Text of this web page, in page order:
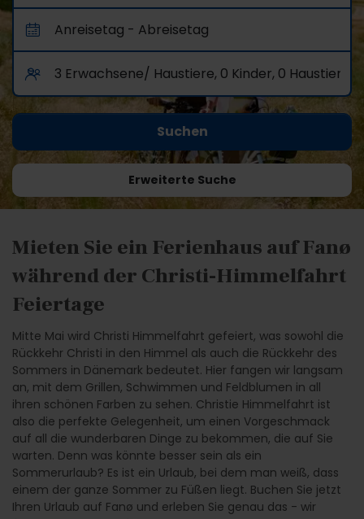
Erweiterte Suche
Mieten Sie ein Ferienhaus auf Fanø
während der Christi-Himmelfahrt
Feiertage
Mitte Mai wird Christi Himmelfahrt gefeiert, was sowohl die
Rückkehr Christi in den Himmel als auch die Rückkehr des
Sommers in Dänemark bedeutet. Hier fangen wir langsam
an, mit dem Grillen, Schwimmen und Feldblumen in all
ihren schönen Farben zu sehen. Christie Himmelfahrt ist
also die perfekte Gelegenheit, um einen Vorgeschmack
auf all die wunderbaren Dinge zu bekommen, die auf Sie
warten. Denn was könnte besser sein als ein
Sommerurlaub? Es ist ein Urlaub, bei dem man weiß, dass
einem der ganze Sommer zu Füßen liegt. Buchen Sie jetzt
Ihren Urlaub auf Fanø und erleben Sie genau das - wir